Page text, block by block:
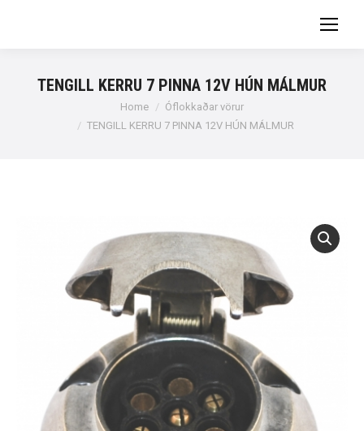
TENGILL KERRU 7 PINNA 12V HÚN MÁLMUR
Home
Óflokkaðar vörur
TENGILL KERRU 7 PINNA 12V HÚN MÁLMUR